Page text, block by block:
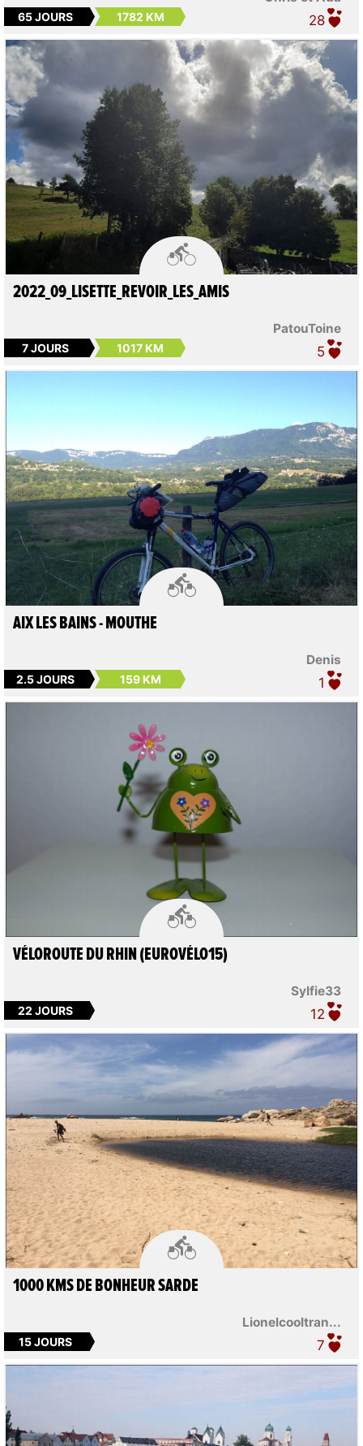
65 JOURS 1782 KM 28

PatouToine
2022_09_LISETTE_REVOIR_LES_AMIS
7 JOURS 1017 KM 5

Denis
AIX LES BAINS - MOUTHE
2.5 JOURS 159 KM 1

Sylfie33
VÉLOROUTE DU RHIN (EUROVÉLO15)
22 JOURS 12

Lionelcooltran...
1000 KMS DE BONHEUR SARDE
15 JOURS 7